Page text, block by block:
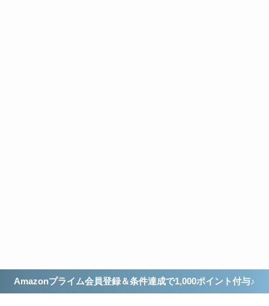
Amazonプライム会員登録＆条件達成で1,000ポイント付与♪